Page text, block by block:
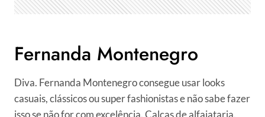
Fernanda Montenegro
Diva. Fernanda Montenegro consegue usar looks
casuais, clássicos ou super fashionistas e não sabe fazer
isso se não for com excelência. Calças de alfaiataria,